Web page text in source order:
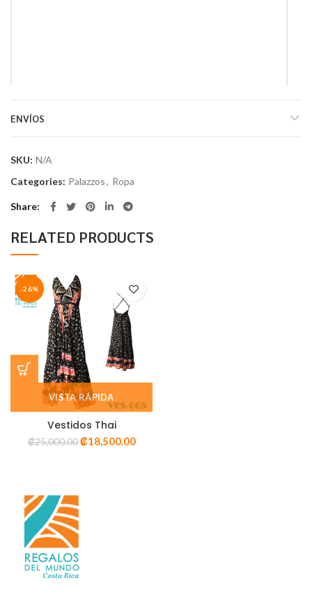
Name*
ENVÍOS
SKU: N/A
Categories: Palazzos, Ropa
Share
RELATED PRODUCTS
-26%
VISTA RÁPIDA
Vestidos Thai
₡25,000.00 ₡18,500.00